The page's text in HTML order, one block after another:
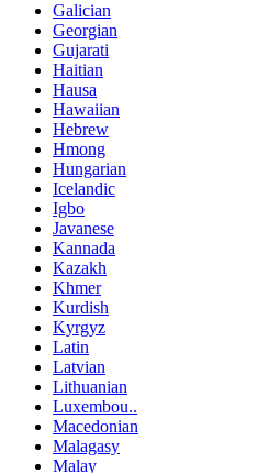
Galician
Georgian
Gujarati
Haitian
Hausa
Hawaiian
Hebrew
Hmong
Hungarian
Icelandic
Igbo
Javanese
Kannada
Kazakh
Khmer
Kurdish
Kyrgyz
Latin
Latvian
Lithuanian
Luxembou..
Macedonian
Malagasy
Malay